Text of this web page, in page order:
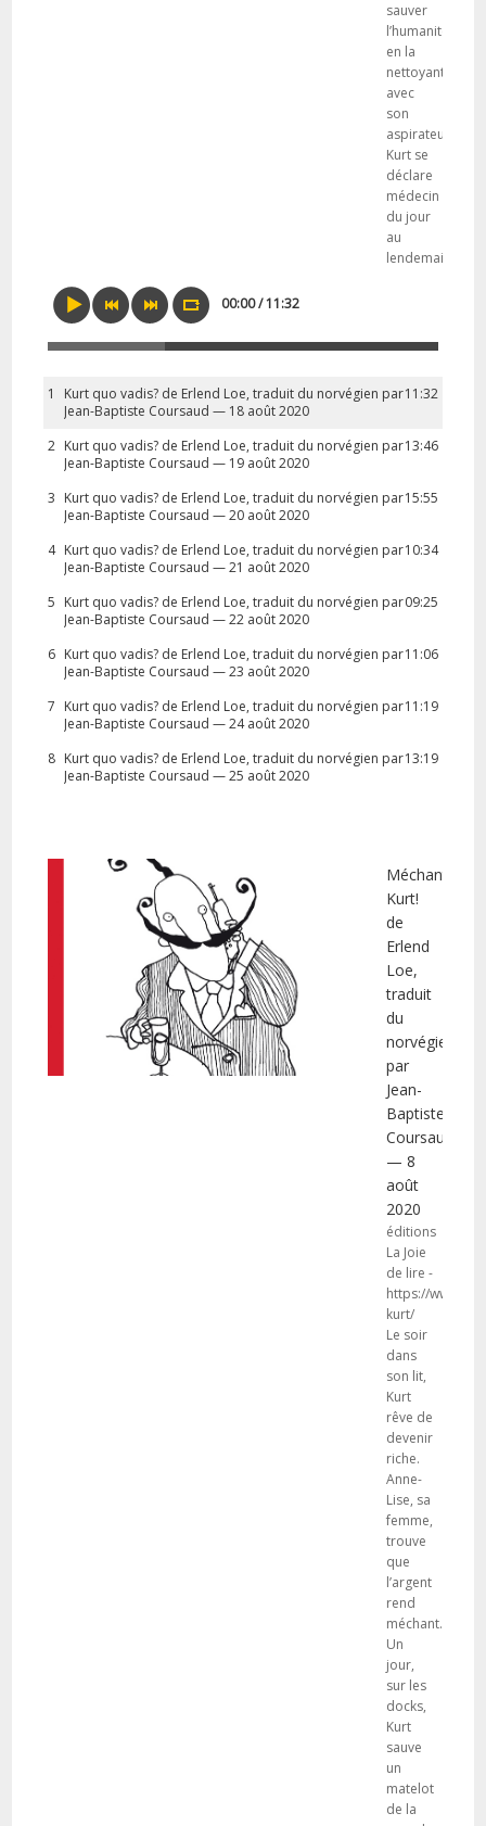
sauver
l’humanité
en la
nettoyant
avec
son
aspirateur,
Kurt se
déclare
médecin
du jour
au
lendemain.
00:00 / 11:32
1 11:32
Kurt quo vadis? de Erlend Loe, traduit du norvégien par
Jean-Baptiste Coursaud — 18 août 2020
2
13:46
Kurt quo vadis? de Erlend Loe, traduit du norvégien par
Jean-Baptiste Coursaud — 19 août 2020
3
15:55
Kurt quo vadis? de Erlend Loe, traduit du norvégien par
Jean-Baptiste Coursaud — 20 août 2020
4
10:34
Kurt quo vadis? de Erlend Loe, traduit du norvégien par
Jean-Baptiste Coursaud — 21 août 2020
5
09:25
Kurt quo vadis? de Erlend Loe, traduit du norvégien par
Jean-Baptiste Coursaud — 22 août 2020
6
11:06
Kurt quo vadis? de Erlend Loe, traduit du norvégien par
Jean-Baptiste Coursaud — 23 août 2020
7
11:19
Kurt quo vadis? de Erlend Loe, traduit du norvégien par
Jean-Baptiste Coursaud — 24 août 2020
8
13:19
Kurt quo vadis? de Erlend Loe, traduit du norvégien par
Jean-Baptiste Coursaud — 25 août 2020
Méchant
Kurt!
de
Erlend
Loe,
traduit
du
norvégien
par
Jean-
Baptiste
Coursaud
— 8
août
2020
éditions
La Joie
de lire -
https://
kurt/
Le soir
dans
son lit,
Kurt
rêve de
devenir
riche.
Anne-
Lise, sa
femme,
trouve
que
l’argent
rend
méchant.
Un
jour,
sur les
docks,
Kurt
sauve
un
matelot
de la